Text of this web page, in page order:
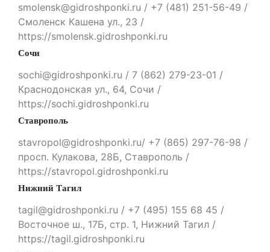
smolensk@gidroshponki.ru / +7 (481) 251-56-49 /
Смоленск Кашена ул., 23 /
https://smolensk.gidroshponki.ru
Сочи
sochi@gidroshponki.ru / 7 (862) 279-23-01 /
Краснодонская ул., 64, Сочи /
https://sochi.gidroshponki.ru
Ставрополь
stavropol@gidroshponki.ru/ +7 (865) 297-76-98 /
просп. Кулакова, 28Б, Ставрополь /
https://stavropol.gidroshponki.ru
Нижний Тагил
tagil@gidroshponki.ru / +7 (495) 155 68 45 /
Восточное ш., 17Б, стр. 1, Нижний Тагил /
https://tagil.gidroshponki.ru